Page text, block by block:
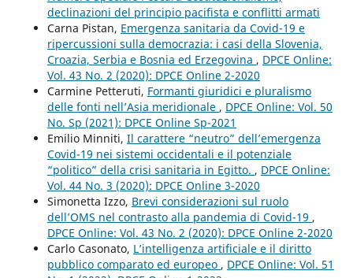
declinazioni del principio pacifista e conflitti armati
Carna Pistan, Emergenza sanitaria da Covid-19 e
ripercussioni sulla democrazia: i casi della Slovenia,
Croazia, Serbia e Bosnia ed Erzegovina , DPCE Online:
Vol. 43 No. 2 (2020): DPCE Online 2-2020
Carmine Petteruti, Formanti giuridici e pluralismo
delle fonti nell’Asia meridionale , DPCE Online: Vol. 50
No. Sp (2021): DPCE Online Sp-2021
Emilio Minniti, Il carattere “neutro” dell’emergenza
Covid-19 nei sistemi occidentali e il potenziale
“politico” della crisi sanitaria in Egitto. , DPCE Online:
Vol. 44 No. 3 (2020): DPCE Online 3-2020
Simonetta Izzo, Brevi considerazioni sul ruolo
dell’OMS nel contrasto alla pandemia di Covid-19 ,
DPCE Online: Vol. 43 No. 2 (2020): DPCE Online 2-2020
Carlo Casonato, L’intelligenza artificiale e il diritto
pubblico comparato ed europeo , DPCE Online: Vol. 51